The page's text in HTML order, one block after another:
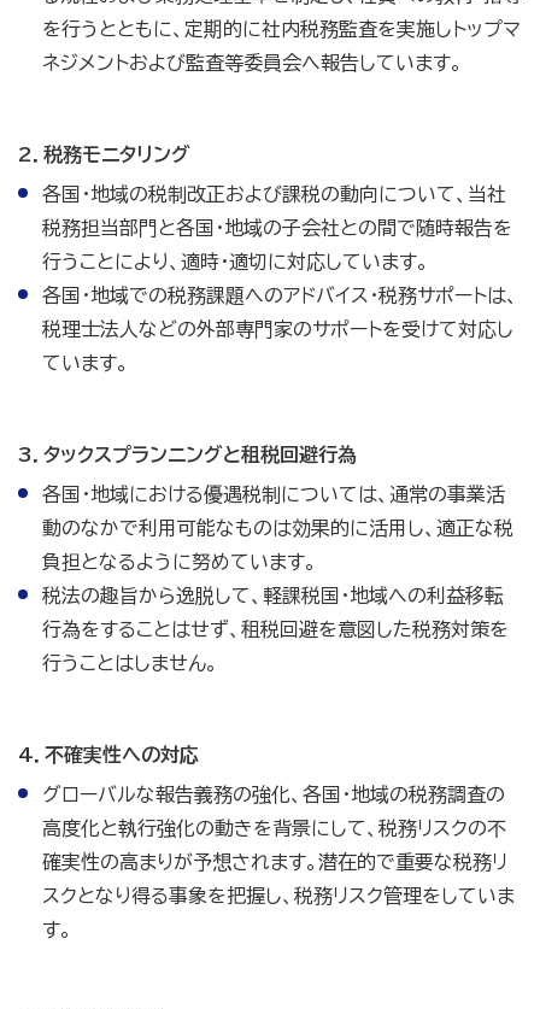
を行うとともに、定期的に社内税務監査を実施しトップマ
ネジメントおよび監査等委員会へ報告しています。
2．税務モニタリング
各国・地域の税制改正および課税の動向について、当社
税務担当部門と各国・地域の子会社との間で随時報告を
行うことにより、適時・適切に対応しています。
各国・地域での税務課題へのアドバイス・税務サポートは、
税理士法人などの外部専門家のサポートを受けて対応し
ています。
3．タックスプランニングと租税回避行為
各国・地域における優遇税制については、通常の事業活
動のなかで利用可能なものは効果的に活用し、適正な税
負担となるように努めています。
税法の趣旨から逸脱して、軽課税国・地域への利益移転
行為をすることはせず、租税回避を意図した税務対策を
行うことはしません。
4．不確実性への対応
グローバルな報告義務の強化、各国・地域の税務調査の
高度化と執行強化の動きを背景にして、税務リスクの不
確実性の高まりが予想されます。潜在的で重要な税務リ
スクとなり得る事象を把握し、税務リスク管理をしていま
す。